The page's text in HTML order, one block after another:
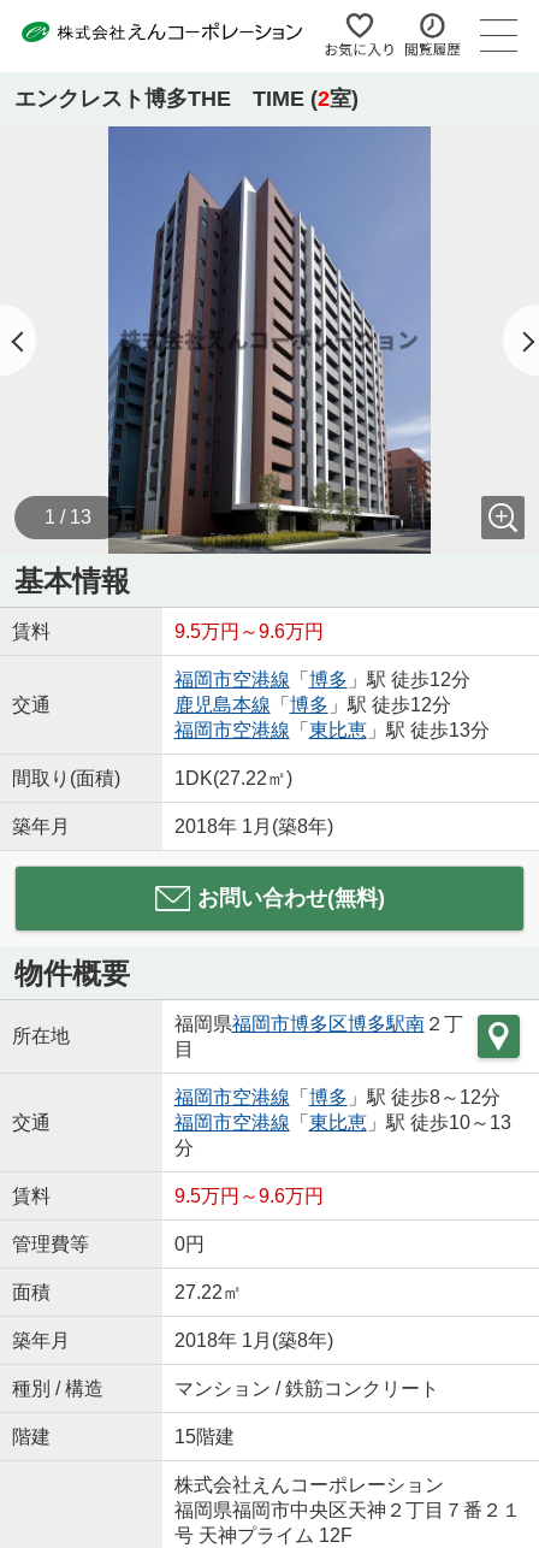
エンクレスト博多THE TIME (2室)
1 / 13
基本情報
賃料 9.5万円～9.6万円
交通
福岡市空港線 「 博多 」駅 徒歩12分
鹿児島本線 「 博多 」駅 徒歩12分
福岡市空港線 「 東比恵」駅 徒歩13分
間取り(面積) 1DK(27.22㎡)
築年月 2018年 1月(築8年)
お問い合わせ(無料)
物件概要
所在地
福岡県福岡市博多区博多駅南２丁
目
交通
福岡市空港線 「 博多 」駅 徒歩8～12分
福岡市空港線 「 東比恵」駅 徒歩10～13
分
賃料 9.5万円～9.6万円
管理費等 0円
面積 27.22㎡
築年月 2018年 1月(築8年)
種別 / 構造 マンション / 鉄筋コンクリート
階建 15階建
株式会社えんコーポレーション
福岡県福岡市中央区天神２丁目７番２１
号 天神プライム 12F